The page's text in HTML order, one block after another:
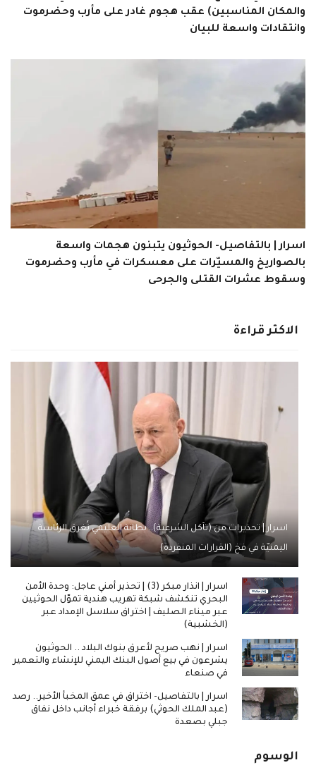
والمكان المناسبين) عقب هجوم غادر على مأرب وحضرموت
وانتقادات واسعة للبيان
اسرار | بالتفاصيل- الحوثيون يتبنون هجمات واسعة
بالصواريخ والمسيّرات على معسكرات في مأرب وحضرموت
وسقوط عشرات القتلى والجرحى
الاكثر قراءة
اسرار | تحذيرات من (تآكل الشرعية).. بطانة العليمي تُغرق الرئاسة
اليمنيّة في فخ (القرارات المنفردة)
اسرار | انذار مبكر (3) | تحذير أمني عاجل: وحدة الأمن
البحري تنكشف شبكة تهريب هندية تموّل الحوثيين
عبر ميناء الصليف | اختراق سلاسل الإمداد عبر
(الخشبية)
اسرار | نهب صريح لأعرق بنوك البلاد .. الحوثيون
يشرعون في بيع أصول البنك اليمني للإنشاء والتعمير
في صنعاء
اسرار | بالتفاصيل- اختراق في عمق المخبأ الأخير.. رصد
(عبد الملك الحوثي) برفقة خبراء أجانب داخل نفاق
جبلي بصعدة
الوسوم